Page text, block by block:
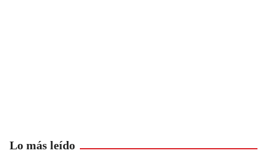
Lo más leído